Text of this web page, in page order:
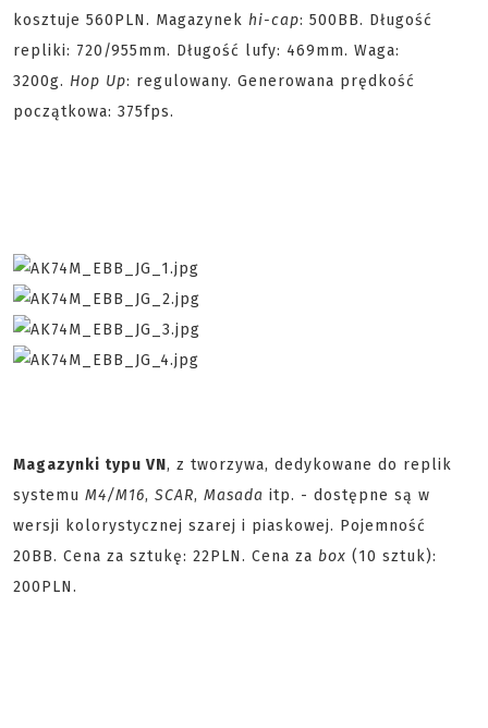
kosztuje 560PLN. Magazynek hi-cap: 500BB. Długość
repliki: 720/955mm. Długość lufy: 469mm. Waga:
3200g. Hop Up: regulowany. Generowana prędkość
początkowa: 375fps.
Magazynki typu VN, z tworzywa, dedykowane do replik
systemu M4/M16, SCAR, Masada itp. - dostępne są w
wersji kolorystycznej szarej i piaskowej. Pojemność
20BB. Cena za sztukę: 22PLN. Cena za box (10 sztuk):
200PLN.